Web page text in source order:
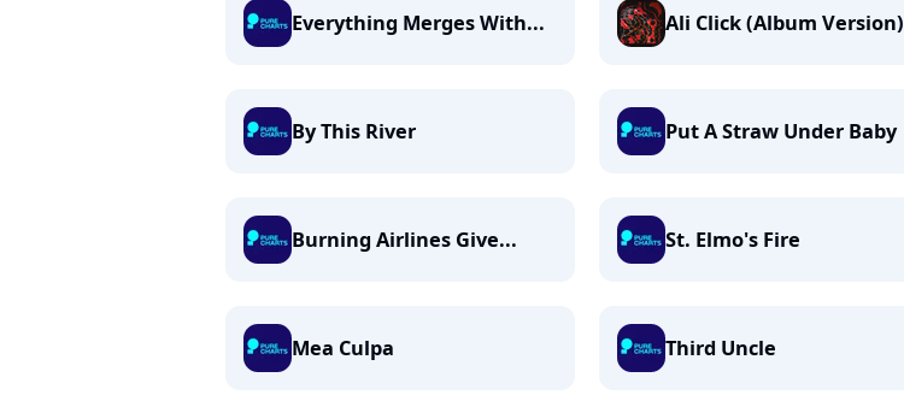
Everything Merges With... Ali Click (Album Version)
By This River Put A Straw Under Baby
Burning Airlines Give... St. Elmo's Fire
Mea Culpa Third Uncle